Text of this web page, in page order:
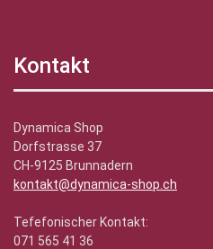
Kontakt
Dynamica Shop
Dorfstrasse 37
CH-9125 Brunnadern
kontakt@dynamica-shop.ch
Tefefonischer Kontakt:
071 565 41 36